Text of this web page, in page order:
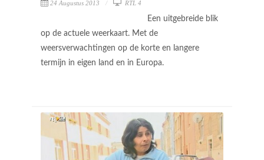
24 Augustus 2013 RTL 4
Een uitgebreide blik
op de actuele weerkaart. Met de
weersverwachtingen op de korte en langere
termijn in eigen land en in Europa.